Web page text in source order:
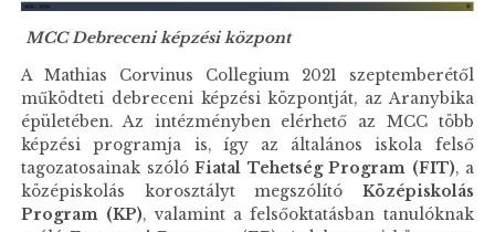
MCC Debreceni képzési központ
A Mathias Corvinus Collegium 2021 szeptemberétől
működteti debreceni képzési központját, az Aranybika
épületében. Az intézményben elérhető az MCC több
képzési programja is, így az általános iskola felső
tagozatosainak szólóFiatal Tehetség Program (FIT), a
középiskolás korosztályt megszólító Középiskolás
Program (KP), valamint a felsőoktatásban tanulóknak